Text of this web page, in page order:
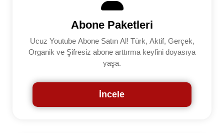
Abone Paketleri
Ucuz Youtube Abone Satın Al! Türk, Aktif, Gerçek,
Organik ve Şifresiz abone arttırma keyfini doyasıya
yaşa.
İncele